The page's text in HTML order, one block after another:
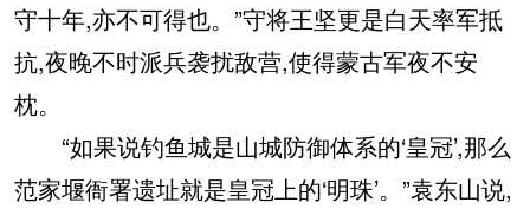
守十年,亦不可得也。”守将王坚更是白天率军抵
抗,夜晚不时派兵袭扰敌营,使得蒙古军夜不安
枕。
“如果说钓鱼城是山城防御体系的‘皇冠’,那么
范家堰衙署遗址就是皇冠上的‘明珠’。”袁东山说,